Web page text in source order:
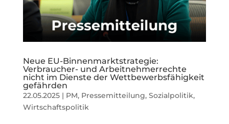
Neue EU-Binnenmarktstrategie:
Verbraucher- und Arbeitnehmerrechte
nicht im Dienste der Wettbewerbsfähigkeit
gefährden
22.05.2025| PM, Pressemitteilung, Sozialpolitik,
Wirtschaftspolitik